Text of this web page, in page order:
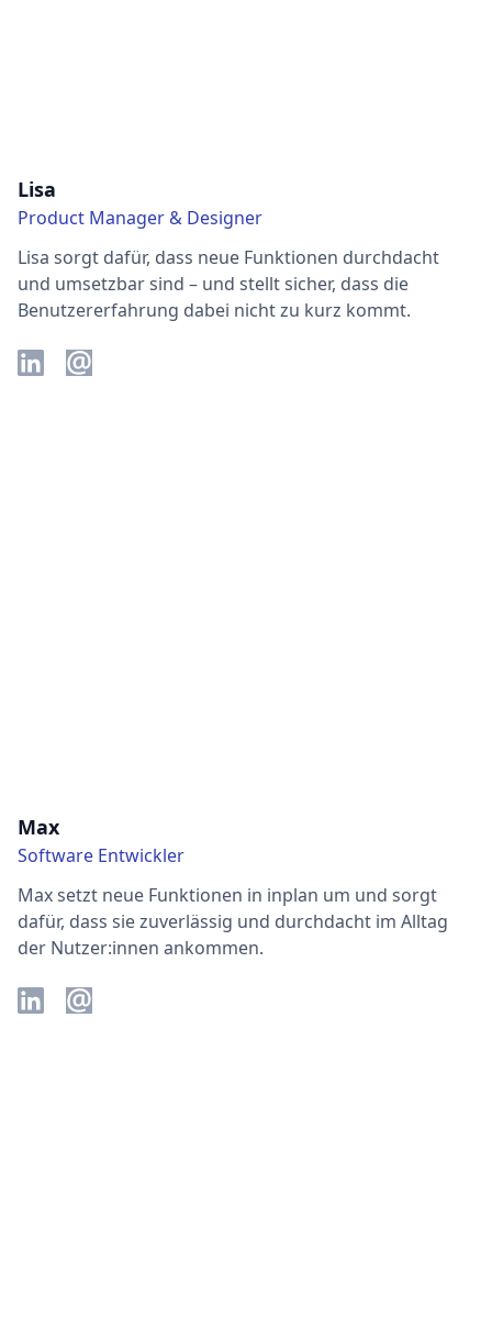
Lisa
Product Manager & Designer
Lisa sorgt dafür, dass neue Funktionen durchdacht
und umsetzbar sind – und stellt sicher, dass die
Benutzererfahrung dabei nicht zu kurz kommt.
Max
Software Entwickler
Max setzt neue Funktionen in inplan um und sorgt
dafür, dass sie zuverlässig und durchdacht im Alltag
der Nutzer:innen ankommen.